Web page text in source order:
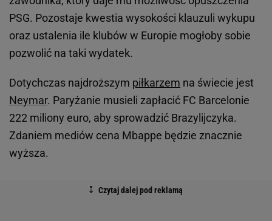
PSG. Pozostaje kwestia wysokości klauzuli wykupu
oraz ustalenia ile klubów w Europie mogłoby sobie
pozwolić na taki wydatek.
Dotychczas najdroższym piłkarzem na świecie jest
Neymar. Paryżanie musieli zapłacić FC Barcelonie
222 miliony euro, aby sprowadzić Brazylijczyka.
Zdaniem mediów cena Mbappe będzie znacznie
wyższa.